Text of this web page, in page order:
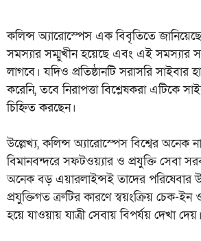
কলিন্স অ্যারোস্পেস এক বিবৃতিতে
সমস্যার সম্মুখীন হয়েছে এবং এই সমস্যার
লাগবে। যদিও প্রতিষ্ঠানটি সরাসরি সাইবার
করেনি, তবে নিরাপত্তা বিশ্লেষকরা এটিকে
চিহ্নিত করছেন।
উল্লেখ্য, কলিন্স অ্যারোস্পেস বিশ্বের অনেক
বিমানবন্দরে সফটওয়্যার ও প্রযুক্তি সেবা
অনেক বড় এয়ারলাইন্সই তাদের পরিষেবার
প্রযুক্তিগত ত্রুটির কারণে স্বয়ংক্রিয় চেক-
হয়ে যাওয়ায় যাত্রী সেবায় বিপর্যয় দেখা দেয়।